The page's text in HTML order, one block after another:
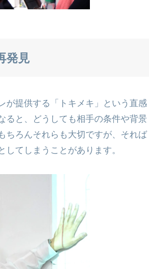
発見
が提供する「トキメキ」という直感
ると、どうしても相手の条件や背景
ろんそれらも大切ですが、それば
てしまうことがあります。